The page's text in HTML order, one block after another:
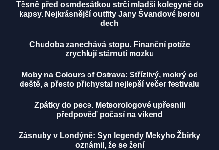
Těsně před osmdesátkou strčí mladší kolegyně do
kapsy. Nejkrásnější outfity Jany Švandové berou
dech
Chudoba zanechává stopu. Finanční potíže
zrychlují stárnutí mozku
Moby na Colours of Ostrava: Střízlivý, mokrý od
deště, a přesto přichystal nejlepší večer festivalu
Zpátky do pece. Meteorologové upřesnili
předpověď počasí na víkend
Zásnuby v Londýně: Syn legendy Mekyho Žbirky
oznámil, že se žení